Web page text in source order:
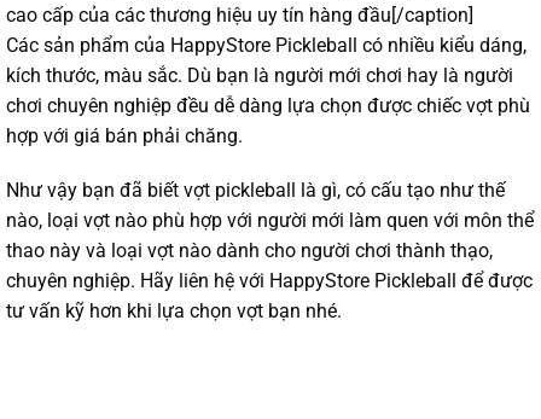
cao cấp của các thương hiệu uy tín hàng đầu[/caption]
Các sản phẩm của HappyStore Pickleball có nhiều kiểu dáng,
kích thước, màu sắc. Dù bạn là người mới chơi hay là người
chơi chuyên nghiệp đều dễ dàng lựa chọn được chiếc vợt phù
hợp với giá bán phải chăng.
Như vậy bạn đã biết vợt pickleball là gì, có cấu tạo như thế
nào, loại vợt nào phù hợp với người mới làm quen với môn thể
thao này và loại vợt nào dành cho người chơi thành thạo,
chuyên nghiệp. Hãy liên hệ với HappyStore Pickleball để được
tư vấn kỹ hơn khi lựa chọn vợt bạn nhé.